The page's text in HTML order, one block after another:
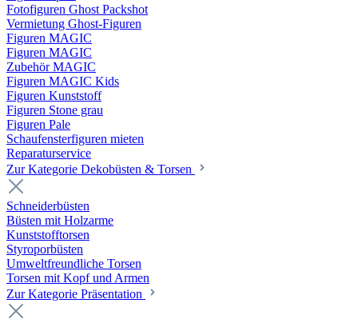
Fotofiguren Ghost Packshot
Vermietung Ghost-Figuren
Figuren MAGIC
Figuren MAGIC
Zubehör MAGIC
Figuren MAGIC Kids
Figuren Kunststoff
Figuren Stone grau
Figuren Pale
Schaufensterfiguren mieten
Reparaturservice
Zur Kategorie Dekobüsten & Torsen
Schneiderbüsten
Büsten mit Holzarme
Kunststofftorsen
Styroporbüsten
Umweltfreundliche Torsen
Torsen mit Kopf und Armen
Zur Kategorie Präsentation